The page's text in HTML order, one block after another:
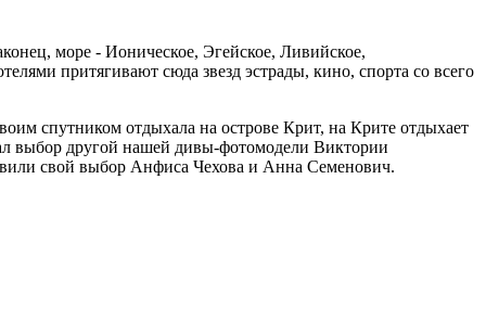
море - Ионическое, Эгейское, Ливийское,
притягивают сюда звезд эстрады, кино, спорта со всего
спутником отдыхала на острове Крит, на Крите отдыхает
выбор другой нашей дивы-фотомодели Виктории
свой выбор Анфиса Чехова и Анна Семенович.